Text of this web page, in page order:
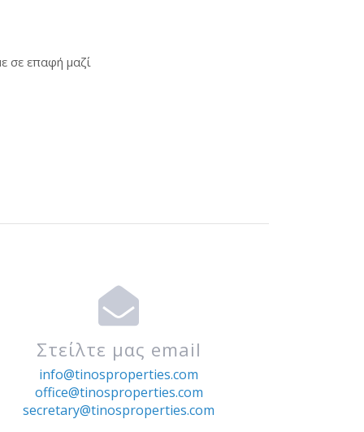
σε επαφή μαζί
Στείλτε μας email
info@tinosproperties.com
office@tinosproperties.com
secretary@tinosproperties.com